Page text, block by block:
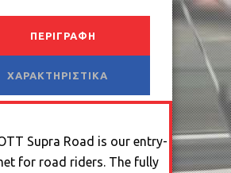
ΠΕΡΙΓΡΑΦΉ
ΧΑΡΑΚΤΗΡΙΣΤΙΚΆ
Supra Road is our entry-
for road riders. The fully